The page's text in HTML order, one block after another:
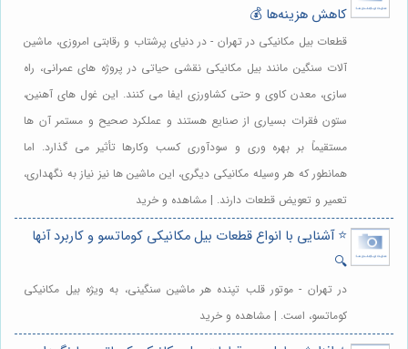
کاهش هزینه‌ها 💰
قطعات بیل مکانیکی در تهران - در دنیای پرشتاب و رقابتی امروزی، ماشین
آلات سنگین مانند بیل مکانیکی نقشی حیاتی در پروژه های عمرانی، راه
سازی، معدن کاوی و حتی کشاورزی ایفا می کنند. این غول های آهنین،
ستون فقرات بسیاری از صنایع هستند و عملکرد صحیح و مستمر آن ها
مستقیماً بر بهره وری و سودآوری کسب وکارها تأثیر می گذارد. اما
همانطور که هر وسیله مکانیکی دیگری، این ماشین ها نیز نیاز به نگهداری،
تعمیر و تعویض قطعات دارند. | مشاهده و خرید
⭐️ آشنایی با انواع قطعات بیل مکانیکی کوماتسو و کاربرد آنها
🔍
در تهران - موتور قلب تپنده هر ماشین سنگینی، به ویژه بیل مکانیکی
کوماتسو، است. | مشاهده و خرید